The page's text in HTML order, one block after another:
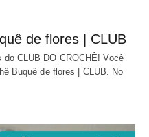
de flores | CLUB
CLUB DO CROCHÊ! Você
Buquê de flores | CLUB. No